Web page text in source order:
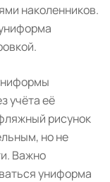
наколенников.
учёта её
рисунок
но не
Важно
униформа